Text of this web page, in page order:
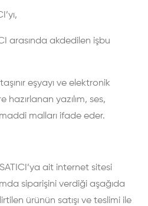
arasında akdedilen işbu
eşyayı ve elektronik
yazılım, ses,
malları ifade eder.
SATICI’ya ait internet sitesi
siparişini verdiği aşağıda
ürünün satışı ve teslimi ile